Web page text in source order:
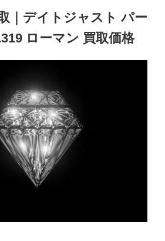
｜デイトジャスト パー
ローマン 買取価格